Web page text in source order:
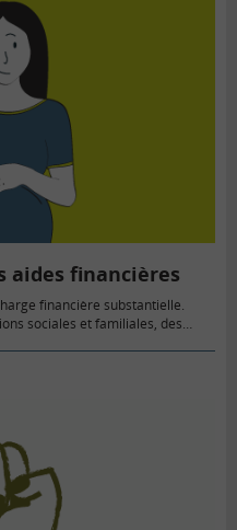
aides financières
financière substantielle.
sociales et familiales, des